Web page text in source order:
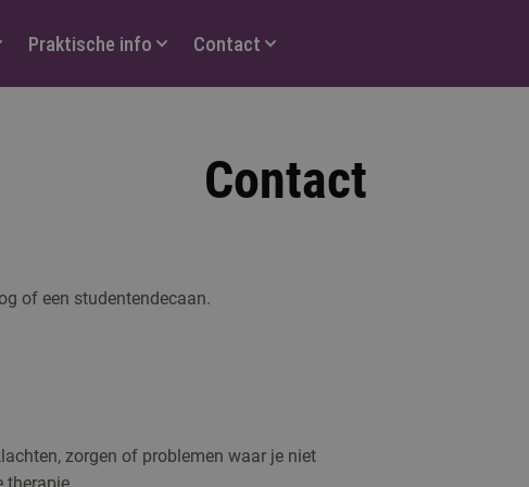
Praktische info Contact
Contact
of een studentendecaan.
zorgen of problemen waar je niet